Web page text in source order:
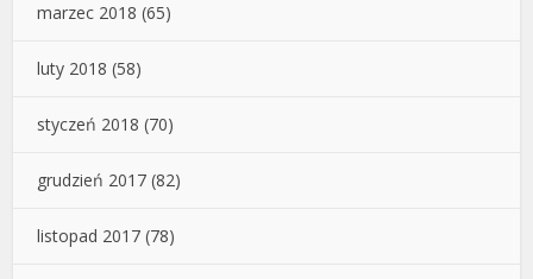
marzec 2018 (65)
luty 2018 (58)
styczeń 2018 (70)
grudzień 2017 (82)
listopad 2017 (78)